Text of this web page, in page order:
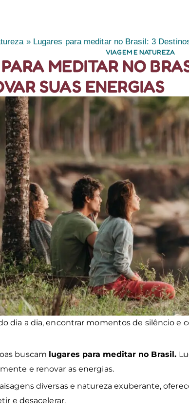
» Lugares para meditar no Brasil: 3
VIAGEM E NATUREZA
MEDITAR NO
SUAS ENERGIAS
dia a dia, encontrar momentos de silêncio e
buscam lugares para meditar no Brasil.
e renovar as energias.
diversas e natureza exuberante,
e desacelerar.